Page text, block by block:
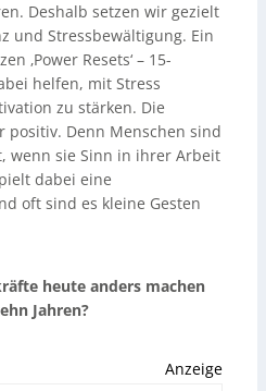
Deshalb setzen wir gezielt
und Stressbewältigung. Ein
‚Power Resets‘ – 15-
helfen, mit Stress
zu stärken. Die
positiv. Denn Menschen sind
wenn sie Sinn in ihrer Arbeit
dabei eine
oft sind es kleine Gesten
heute anders machen
Jahren?
Anzeige